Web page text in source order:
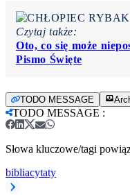
Czytaj także:
Oto, co się może
Pismo Święte
TODO MESSAGE
TODO MESSAGE :
Słowa kluczowe/tagi
bibliacytaty